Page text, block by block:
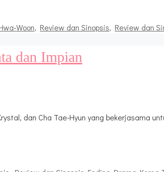
Woon, Review dan Sinopsis, Review dan
dan Impian
dan Cha Tae-Hyun yang bekerjasama